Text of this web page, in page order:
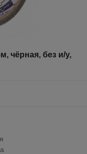
чёрная, без и/у,